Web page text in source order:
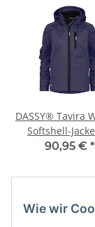
DASSY® Tavira
Softshell-
Damen
90,95 € *
Wie wir